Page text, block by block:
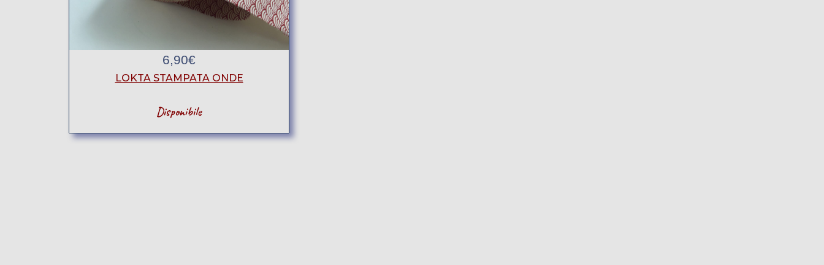
6,90€
LOKTA STAMPATA ONDE
Disponibile